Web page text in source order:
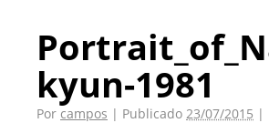
kyun-1981
Por campos | Publicado 23/07/2015 |